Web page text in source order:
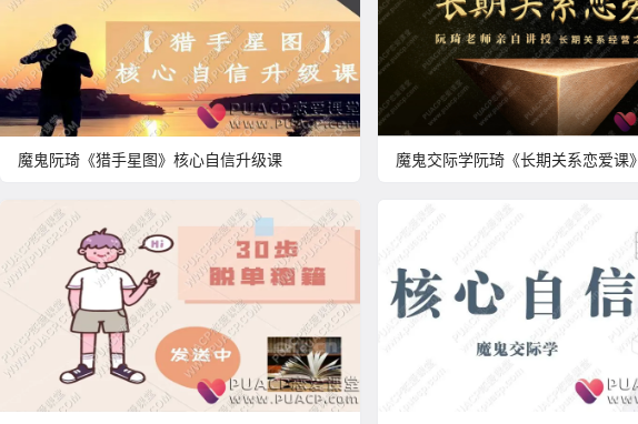
魔鬼阮琦《猎手星图》核心自信升级课 魔鬼交际学阮琦《长期关系恋爱课》